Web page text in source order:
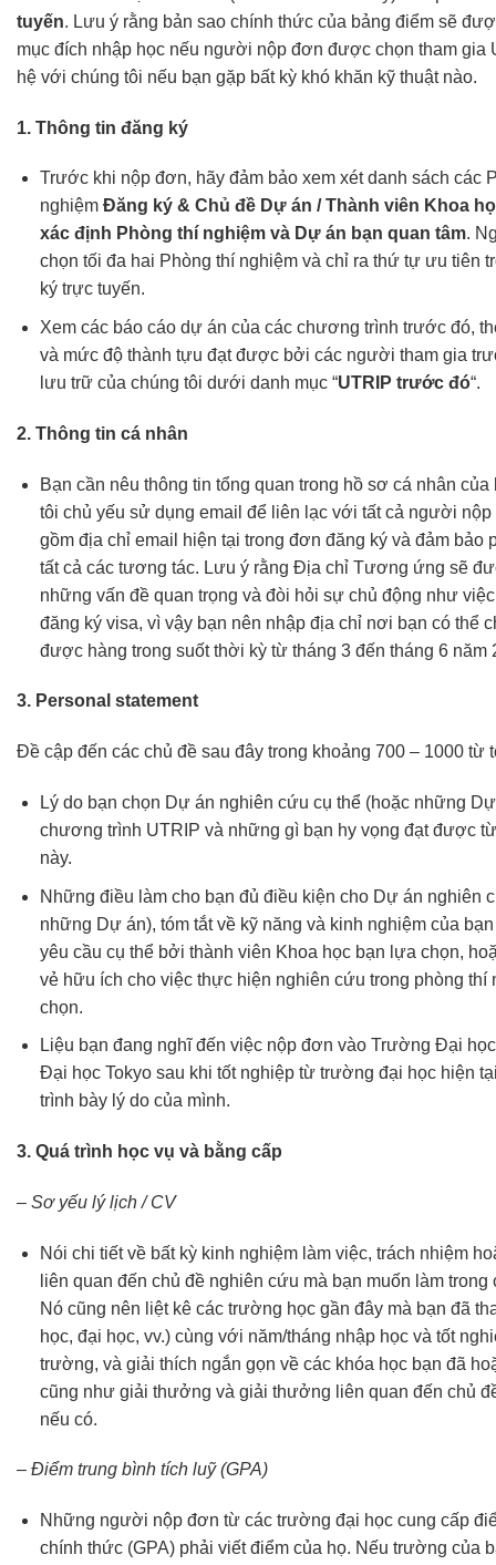
tuyến. Lưu ý rằng bản sao chính thức của bảng điểm sẽ
mục đích nhập học nếu người nộp đơn được chọn tham gia
hệ với chúng tôi nếu bạn gặp bất kỳ khó khăn kỹ thuật nào.
1. Thông tin đăng ký
Trước khi nộp đơn, hãy đảm bảo xem xét danh sách các
nghiệm Đăng ký & Chủ đề Dự án / Thành viên Khoa
xác định Phòng thí nghiệm và Dự án bạn quan tâm.
chọn tối đa hai Phòng thí nghiệm và chỉ ra thứ tự ưu tiên
ký trực tuyến.
Xem các báo cáo dự án của các chương trình trước đó,
và mức độ thành tựu đạt được bởi các người tham gia
lưu trữ của chúng tôi dưới danh mục “UTRIP trước đó“.
2. Thông tin cá nhân
Bạn cần nêu thông tin tổng quan trong hồ sơ cá nhân của
tôi chủ yếu sử dụng email để liên lạc với tất cả người
gồm địa chỉ email hiện tại trong đơn đăng ký và đảm bảo
tất cả các tương tác. Lưu ý rằng Địa chỉ Tương ứng sẽ
những vấn đề quan trọng và đòi hỏi sự chủ động như
đăng ký visa, vì vậy bạn nên nhập địa chỉ nơi bạn có thể
được hàng trong suốt thời kỳ từ tháng 3 đến tháng 6 năm
3. Personal statement
Đề cập đến các chủ đề sau đây trong khoảng 700 – 1000 từ
Lý do bạn chọn Dự án nghiên cứu cụ thể (hoặc những
chương trình UTRIP và những gì bạn hy vọng đạt được
này.
Những điều làm cho bạn đủ điều kiện cho Dự án nghiên
những Dự án), tóm tắt về kỹ năng và kinh nghiệm của
yêu cầu cụ thể bởi thành viên Khoa học bạn lựa chọn,
vẻ hữu ích cho việc thực hiện nghiên cứu trong phòng thí
chọn.
Liệu bạn đang nghĩ đến việc nộp đơn vào Trường Đại
Đại học Tokyo sau khi tốt nghiệp từ trường đại học hiện
trình bày lý do của mình.
3. Quá trình học vụ và bằng cấp
– Sơ yếu lý lịch / CV
Nói chi tiết về bất kỳ kinh nghiệm làm việc, trách nhiệm
liên quan đến chủ đề nghiên cứu mà bạn muốn làm
Nó cũng nên liệt kê các trường học gần đây mà bạn đã
học, đại học, vv.) cùng với năm/tháng nhập học và tốt
trường, và giải thích ngắn gọn về các khóa học bạn đã
cũng như giải thưởng và giải thưởng liên quan đến chủ
nếu có.
– Điểm trung bình tích luỹ (GPA)
Những người nộp đơn từ các trường đại học cung cấp
chính thức (GPA) phải viết điểm của họ. Nếu trường của